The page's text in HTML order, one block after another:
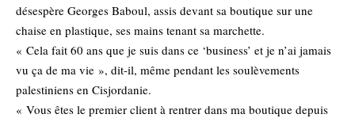
désespère Georges Baboul, assis devant sa boutique sur une
chaise en plastique, ses mains tenant sa marchette.
« Cela fait 60 ans que je suis dans ce ‘business’ et je n’ai jamais
vu ça de ma vie », dit-il, même pendant les soulèvements
palestiniens en Cisjordanie.
« Vous êtes le premier client à rentrer dans ma boutique depuis